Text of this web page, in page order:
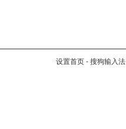
设置首页 - 搜狗输入法